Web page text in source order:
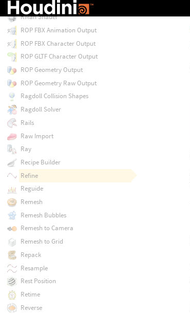
RBD Unpack
RMan Shader
ROP FBX Animation Output
ROP FBX Character Output
ROP GLTF Character Output
ROP Geometry Output
ROP Geometry Raw Output
Ragdoll Collision Shapes
Ragdoll Solver
Rails
Raw Import
Ray
Recipe Builder
Refine
Reguide
Remesh
Remesh Bubbles
Remesh to Camera
Remesh to Grid
Repack
Resample
Rest Position
Retime
Reverse